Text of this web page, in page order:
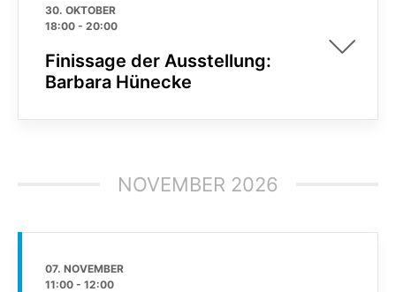
30. OKTOBER
18:00 - 20:00
Finissage der Ausstellung:
Barbara Hünecke
NOVEMBER 2026
07. NOVEMBER
11:00 - 12:00